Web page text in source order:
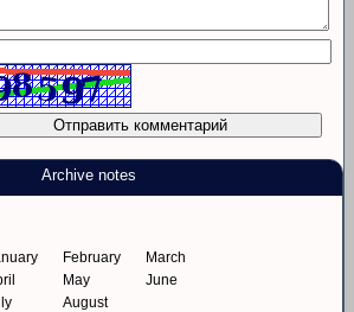
Archive notes
February
March
May
June
August